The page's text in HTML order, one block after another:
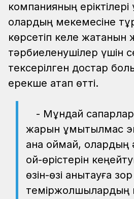
компанияның еріктілері
олардың мекемесіне
көрсетіп келе жатқанын
тәрбиеленушілер үшін
тексерілген достар
ерекше атап өтті.
- Мұндай
жарқын ұмытылмас
қана қоймай,
ой-өрістерін
өзін-өзі анықтауға
теміржолшылардың